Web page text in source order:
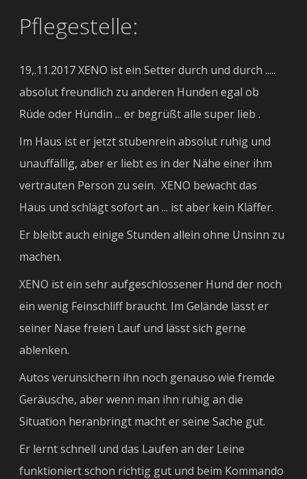
Pflegestelle:
19,.11.2017 XENO ist ein Setter durch und durch .....
absolut freundlich zu anderen Hunden egal ob
Rüde oder Hündin ... er begrüßt alle super lieb .
Im Haus ist er jetzt stubenrein absolut ruhig und
unauffällig, aber er liebt es in der Nähe einer ihm
vertrauten Person zu sein. XENO bewacht das
Haus und schlägt sofort an ... ist aber kein Kläffer.
Er bleibt auch einige Stunden allein ohne Unsinn zu
machen.
XENO ist ein sehr aufgeschlossener Hund der noch
ein wenig Feinschliff braucht. Im Gelände lässt er
seiner Nase freien Lauf und lässt sich gerne
ablenken.
Autos verunsichern ihn noch genauso wie fremde
Geräusche, aber wenn man ihn ruhig an die
Situation heranbringt macht er seine Sache gut.
Er lernt schnell und das Laufen an der Leine
funktioniert schon richtig gut und beim Kommando